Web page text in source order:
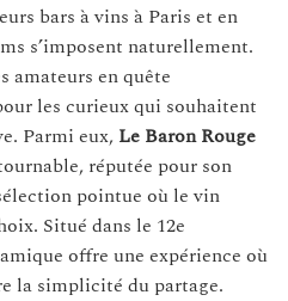
bars à vins à Paris et en
s’imposent naturellement.
amateurs en quête
les curieux qui souhaitent
Parmi eux, Le Baron Rouge
réputée pour son
pointue où le vin
Situé dans le 12e
offre une expérience où
la simplicité du partage.